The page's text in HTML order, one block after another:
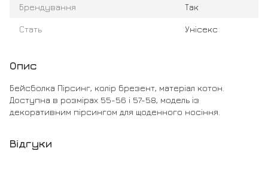
Брендування Так
Стать Унісекс
Опис
Бейсболка Пірсинг, колір брезент, матеріал котон.
Доступна в розмірах 55-56 і 57-58, модель із
декоративним пірсингом для щоденного носіння.
Відгуки